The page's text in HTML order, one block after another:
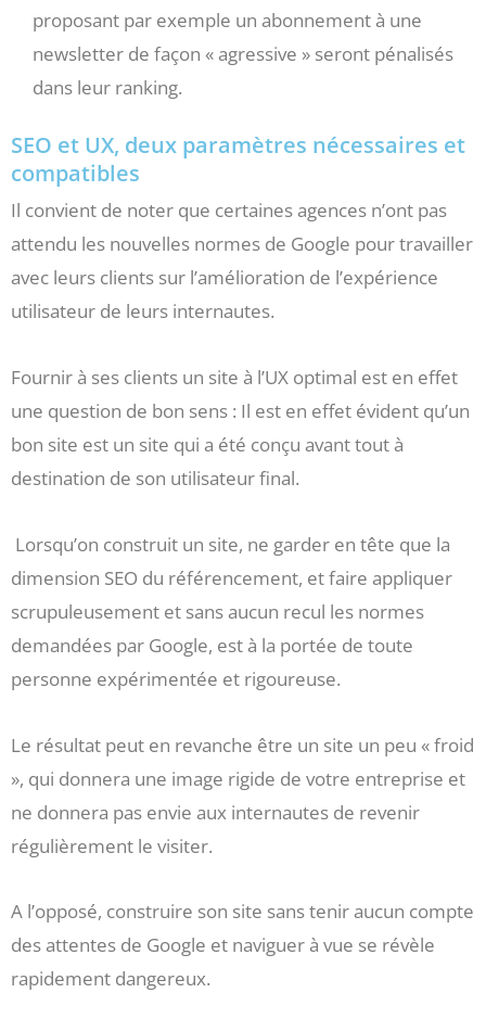
proposant par exemple un abonnement à une
newsletter de façon « agressive » seront pénalisés
dans leur ranking.
SEO et UX, deux paramètres nécessaires et
compatibles
Il convient de noter que certaines agences n’ont pas
attendu les nouvelles normes de Google pour travailler
avec leurs clients sur l’amélioration de l’expérience
utilisateur de leurs internautes.
Fournir à ses clients un site à l’UX optimal est en effet
une question de bon sens : Il est en effet évident qu’un
bon site est un site qui a été conçu avant tout à
destination de son utilisateur final.
Lorsqu’on construit un site, ne garder en tête que la
dimension SEO du référencement, et faire appliquer
scrupuleusement et sans aucun recul les normes
demandées par Google, est à la portée de toute
personne expérimentée et rigoureuse.
Le résultat peut en revanche être un site un peu « froid
», qui donnera une image rigide de votre entreprise et
ne donnera pas envie aux internautes de revenir
régulièrement le visiter.
A l’opposé, construire son site sans tenir aucun compte
des attentes de Google et naviguer à vue se révèle
rapidement dangereux.